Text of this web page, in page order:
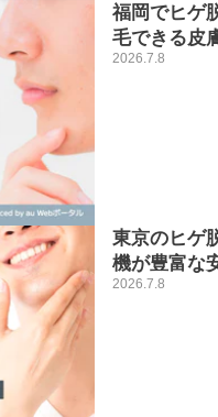
福岡でヒゲ
毛できる皮
2026.7.8
東京のヒゲ
機が豊富な
2026.7.8